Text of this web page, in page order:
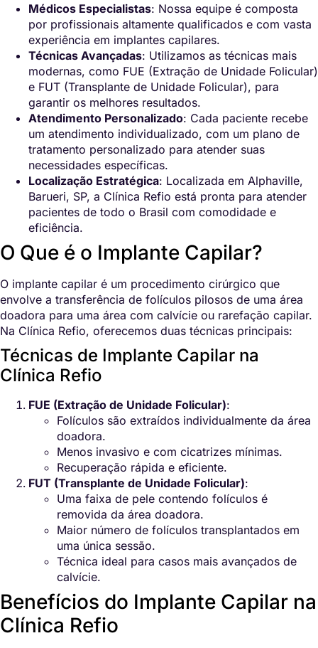
Médicos Especialistas: Nossa equipe é composta
por profissionais altamente qualificados e com vasta
experiência em implantes capilares.
Técnicas Avançadas: Utilizamos as técnicas mais
modernas, como FUE (Extração de Unidade Folicular)
e FUT (Transplante de Unidade Folicular), para
garantir os melhores resultados.
Atendimento Personalizado: Cada paciente recebe
um atendimento individualizado, com um plano de
tratamento personalizado para atender suas
necessidades específicas.
Localização Estratégica: Localizada em Alphaville,
Barueri, SP, a Clínica Refio está pronta para atender
pacientes de todo o Brasil com comodidade e
eficiência.
O Que é o Implante Capilar?
O implante capilar é um procedimento cirúrgico que
envolve a transferência de folículos pilosos de uma área
doadora para uma área com calvície ou rarefação capilar.
Na Clínica Refio, oferecemos duas técnicas principais:
Técnicas de Implante Capilar na
Clínica Refio
FUE (Extração de Unidade Folicular):
Folículos são extraídos individualmente da área
doadora.
Menos invasivo e com cicatrizes mínimas.
Recuperação rápida e eficiente.
FUT (Transplante de Unidade Folicular):
Uma faixa de pele contendo folículos é
removida da área doadora.
Maior número de folículos transplantados em
uma única sessão.
Técnica ideal para casos mais avançados de
calvície.
Benefícios do Implante Capilar na
Clínica Refio